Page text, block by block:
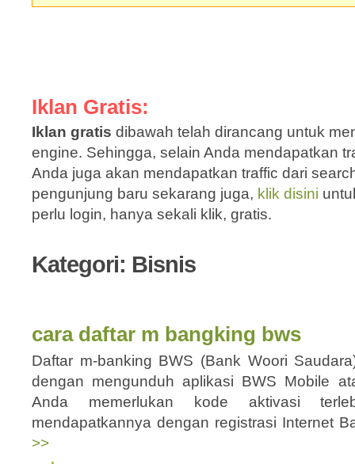
Iklan Gratis:
Iklan gratis dibawah telah dirancang untuk
engine. Sehingga, selain Anda mendapatkan
Anda juga akan mendapatkan traffic dari
pengunjung baru sekarang juga, klik disini
perlu login, hanya sekali klik, gratis.
Kategori: Bisnis
cara daftar m bangking bws
Daftar m-banking BWS (Bank Woori
dengan mengunduh aplikasi BWS Mobile
Anda memerlukan kode aktivasi
mendapatkannya dengan registrasi Internet
>>